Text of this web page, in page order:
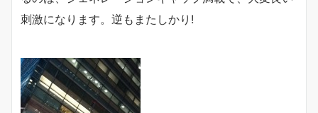
刺激になります。逆もまたしかり!